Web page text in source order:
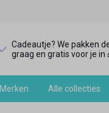
Cadeautje? We pakken
graag en gratis voor je in
Merken Alle collecties